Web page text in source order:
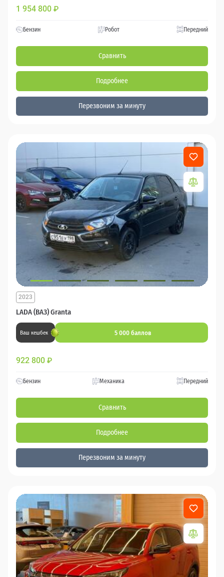
1 954 800 ₽
Бензин Робот Передний
Сравнить
Подробнее
Перезвоним за минуту
LADA (ВАЗ) Granta
2023
Ваш кешбек 5 000 баллов
922 800 ₽
Бензин Механика Передний
Сравнить
Подробнее
Перезвоним за минуту